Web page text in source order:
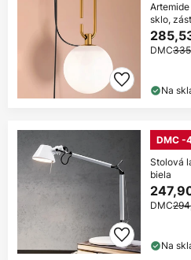
sklo,
DMC
Na
DMC -
Stolová
biela
DMC
Na